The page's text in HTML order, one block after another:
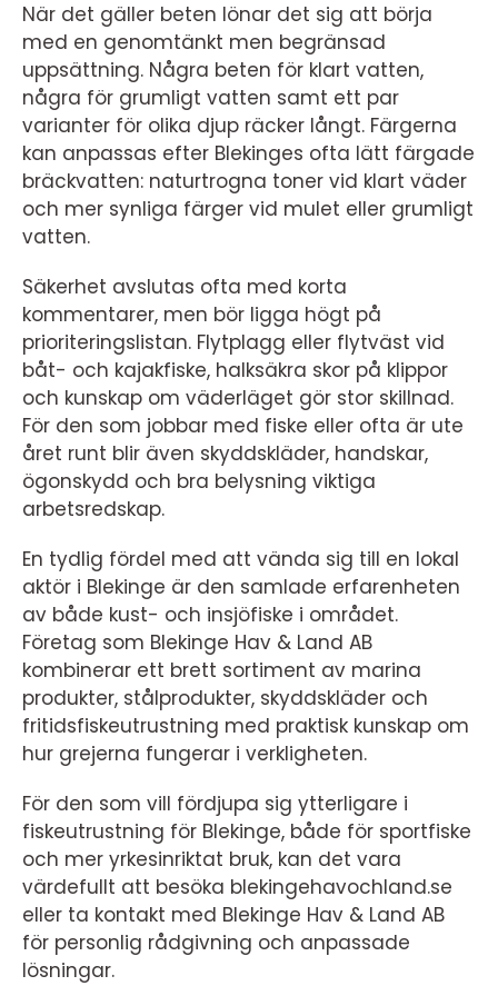
När det gäller beten lönar det sig att börja
med en genomtänkt men begränsad
uppsättning. Några beten för klart vatten,
några för grumligt vatten samt ett par
varianter för olika djup räcker långt. Färgerna
kan anpassas efter Blekinges ofta lätt färgade
bräckvatten: naturtrogna toner vid klart väder
och mer synliga färger vid mulet eller grumligt
vatten.
Säkerhet avslutas ofta med korta
kommentarer, men bör ligga högt på
prioriteringslistan. Flytplagg eller flytväst vid
båt- och kajakfiske, halksäkra skor på klippor
och kunskap om väderläget gör stor skillnad.
För den som jobbar med fiske eller ofta är ute
året runt blir även skyddskläder, handskar,
ögonskydd och bra belysning viktiga
arbetsredskap.
En tydlig fördel med att vända sig till en lokal
aktör i Blekinge är den samlade erfarenheten
av både kust- och insjöfiske i området.
Företag som Blekinge Hav & Land AB
kombinerar ett brett sortiment av marina
produkter, stålprodukter, skyddskläder och
fritidsfiskeutrustning med praktisk kunskap om
hur grejerna fungerar i verkligheten.
För den som vill fördjupa sig ytterligare i
fiskeutrustning för Blekinge, både för sportfiske
och mer yrkesinriktat bruk, kan det vara
värdefullt att besöka blekingehavochland.se
eller ta kontakt med Blekinge Hav & Land AB
för personlig rådgivning och anpassade
lösningar.